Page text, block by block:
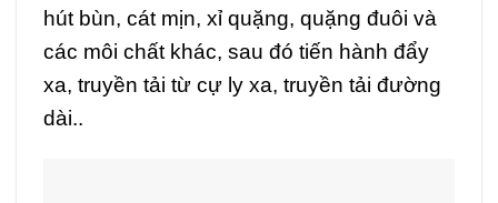
hút bùn, cát mịn, xỉ quặng, quặng đuôi và
các môi chất khác, sau đó tiến hành đẩy
xa, truyền tải từ cự ly xa, truyền tải đường
dài..